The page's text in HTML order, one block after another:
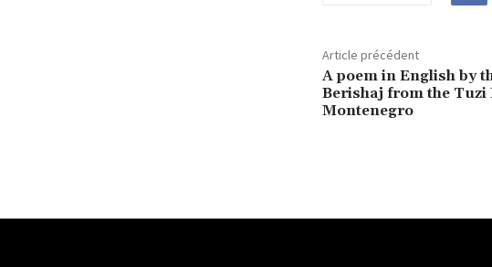
Article précédent
A poem in English by
Berishaj from the Tuzi
Montenegro